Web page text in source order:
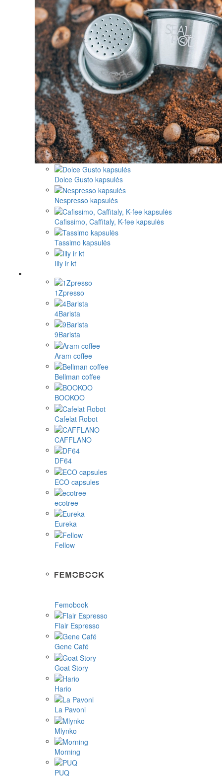
Dolce Gusto kapsulės
Nespresso kapsulės
Cafissimo, Caffitaly, K-fee kapsulės
Tassimo kapsulės
Illy ir kt
1Zpresso
4Barista
9Barista
Aram coffee
Bellman coffee
BOOKOO
Cafelat Robot
CAFFLANO
DF64
ECO capsules
ecotree
Eureka
Fellow
Femobook
Flair Espresso
Gene Café
Goat Story
Hario
La Pavoni
Mlynko
Morning
PUQ